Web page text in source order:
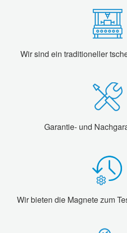
Wir sind ein traditioneller
Garantie- und
Wir bieten die Magnete zum